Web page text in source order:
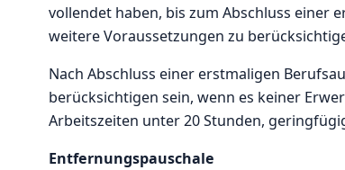
vollendet haben, bis zum Abschluss einer
weitere Voraussetzungen zu
Nach Abschluss einer erstmaligen
berücksichtigen sein, wenn es keiner
Arbeitszeiten unter 20 Stunden,
Entfernungspauschale